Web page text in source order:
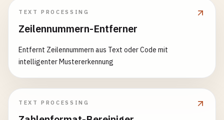
TEXT PROCESSING
Zeilennummern-Entferner
Entfernt Zeilennummern aus Text oder Code mit
intelligenter Mustererkennung
TEXT PROCESSING